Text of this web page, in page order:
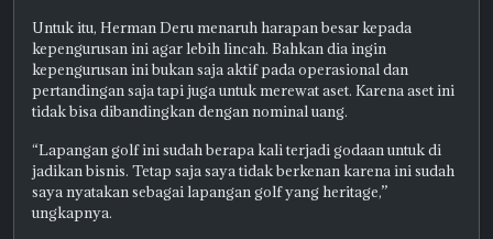
Untuk itu, Herman Deru menaruh harapan besar kepada
kepengurusan ini agar lebih lincah. Bahkan dia ingin
kepengurusan ini bukan saja aktif pada operasional dan
pertandingan saja tapi juga untuk merewat aset. Karena aset ini
tidak bisa dibandingkan dengan nominal uang.
“Lapangan golf ini sudah berapa kali terjadi godaan untuk di
jadikan bisnis. Tetap saja saya tidak berkenan karena ini sudah
saya nyatakan sebagai lapangan golf yang heritage,”
ungkapnya.